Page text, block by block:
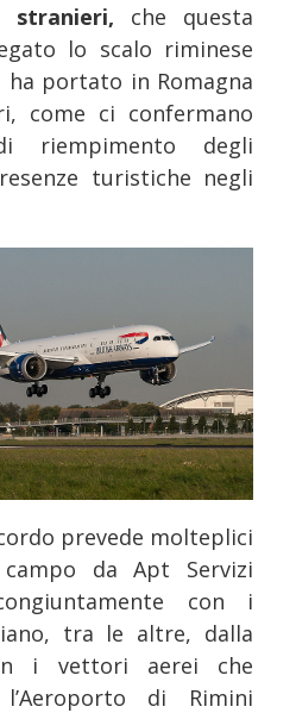
stranieri, che questa
lo scalo riminese
ha portato in Romagna
come ci confermano
degli
turistiche negli
prevede molteplici
da Apt Servizi
con i
tra le altre, dalla
i vettori aerei che
di Rimini